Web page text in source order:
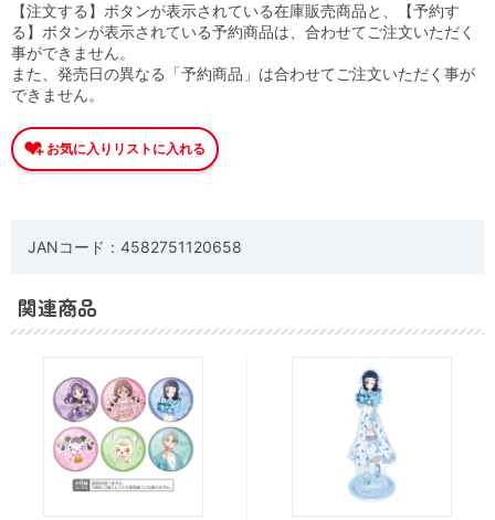
【注文する】ボタンが表示されている在庫販売商品と、【予約す
る】ボタンが表示されている予約商品は、合わせてご注文いただく
事ができません。
また、発売日の異なる「予約商品」は合わせてご注文いただく事が
できません。
JANコード：4582751120658
関連商品